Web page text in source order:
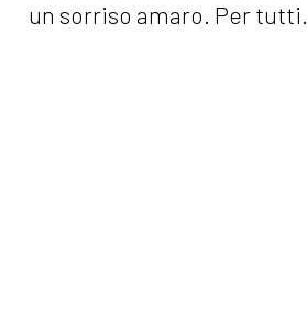
un sorriso amaro. Per tutti.